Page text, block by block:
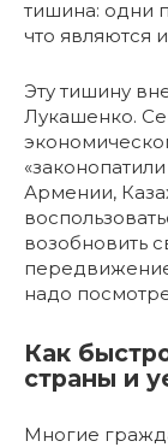
тишина: одни
что являются
Эту тишину
Лукашенко.
Армении,
возобновить
надо
Как
страны и
Многие